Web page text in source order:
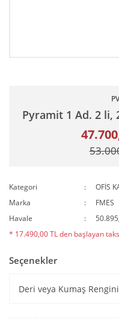
Pyramit 1 Ad. 2 li,
Kategori
OFİS
Marka
FMES
Havale
* 17.490,00 TL den başlayan
Seçenekler